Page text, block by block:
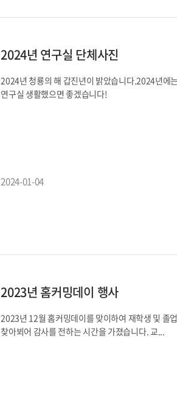
2024년 연구실 단체사진
2024년 청룡의 해 갑진년이 밝았습니다.2024년에
연구실 생활했으면 좋겠습니다!
2024-01-04
2023년 홈커밍데이 행사
2023년 12월 홈커밍데이를 맞이하여 재학생 및 졸
찾아뵈어 감사를 전하는 시간을 가졌습니다. 교...